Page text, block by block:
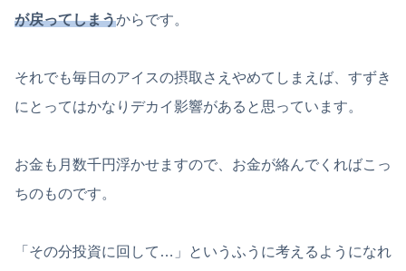
が戻ってしまうからです。
それでも毎日のアイスの摂取さえやめてしまえば、すずき
にとってはかなりデカイ影響があると思っています。
お金も月数千円浮かせますので、お金が絡んでくればこっ
ちのものです。
「その分投資に回して…」というふうに考えるようになれ